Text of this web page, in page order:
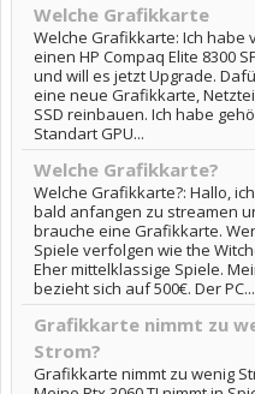
Welche Grafikkarte
Welche Grafikkarte: Ich habe
einen HP Compaq Elite 8300
und will es jetzt Upgrade.
eine neue Grafikkarte,
SSD reinbauen. Ich habe
Standart GPU...
Welche Grafikkarte?
Welche Grafikkarte?: Hallo,
bald anfangen zu streamen
brauche eine Grafikkarte.
Spiele verfolgen wie the
Eher mittelklassige Spiele.
bezieht sich auf 500€. Der PC...
Grafikkarte nimmt zu
Strom?
Grafikkarte nimmt zu wenig